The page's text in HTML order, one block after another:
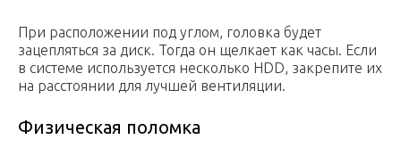
При расположении под углом, головка будет
зацепляться за диск. Тогда он щелкает как часы. Если
в системе используется несколько HDD, закрепите их
на расстоянии для лучшей вентиляции.
Физическая поломка